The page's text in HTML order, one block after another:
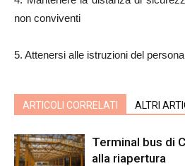
non conviventi
5. Attenersi alle istruzioni del
ARTICOLI CORRELATI ALTRI
Terminal bus di
alla riapertura